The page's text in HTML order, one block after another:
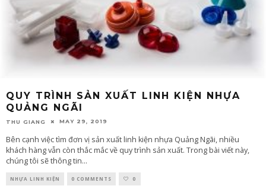
QUY TRÌNH SẢN XUẤT LINH KIỆN NHỰA
QUẢNG NGÃI
THU GIANG MAY 29, 2019
Bên cạnh việc tìm đơn vị sản xuất linh kiện nhựa Quảng Ngãi, nhiều
khách hàng vẫn còn thắc mắc về quy trình sản xuất. Trong bài viết này,
chúng tôi sẽ thông tin...
NHỰA LINH KIỆN 0 COMMENTS 0